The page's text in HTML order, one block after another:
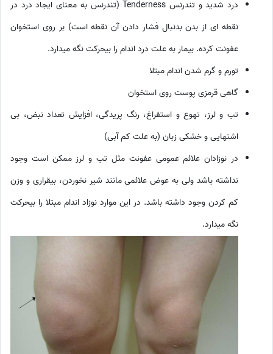
درد شدید و تندرنس Tenderness (تندرنس به معنای ایجاد درد در
نقطه ای از بدن بدنبال فشار دادن آن نقطه است) بر روی استخوان
عفونت کرده. بیمار به علت درد اندام را بیحرکت نگه میدارد.
تورم و گرم شدن اندام مبتلا
گاهی قرمزی پوست روی استخوان
تب و لرز، تهوع و استفراغ، رنگ پریدگی، افزایش تعداد نبض، بی
اشتهایی و خشکی زبان (به علت کم آبی)
در نوزادان علائم عمومی عفونت مثل تب و لرز ممکن است وجود
نداشته باشد ولی به عوض علائمی مانند شیر نخوردن، بیقراری و وزن
کم کردن وجود داشته باشد. در این موارد نوزاد اندام مبتلا را بیحرکت
نگه میدارد.